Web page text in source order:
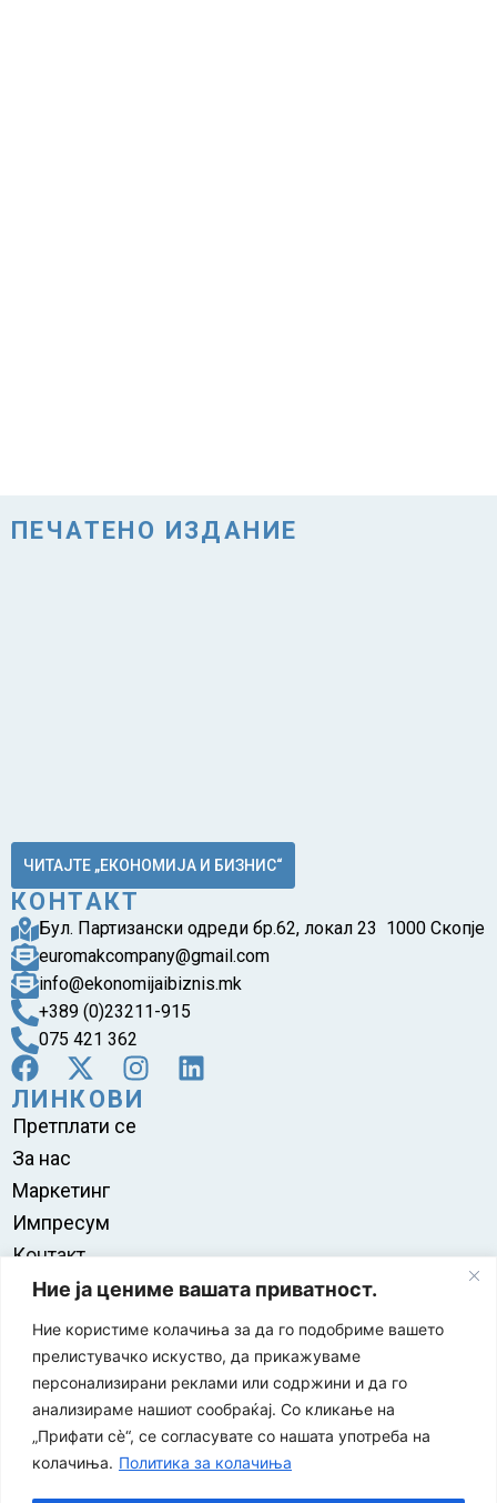
Ние ја цениме вашата приватност.
Ние користиме колачиња за да го подобриме вашето
прелистувачко искуство, да прикажуваме
персонализирани реклами или содржини и да го
анализираме нашиот сообраќај. Со кликање на
„Прифати сè“, се согласувате со нашата употреба на
колачиња. Политика за колачиња
ПЕЧАТЕНО ИЗДАНИЕ
ЧИТАЈТЕ „ЕКОНОМИЈА И БИЗНИС“
КОНТАКТ
Бул. Партизански одреди бр.62, локал 23 1000 Скопје
euromakcompany@gmail.com
info@ekonomijaibiznis.mk
+389 (0)23211-915
075 421 362
ЛИНКОВИ
Претплати се
За нас
Маркетинг
Импресум
Контакт
Правила на користење